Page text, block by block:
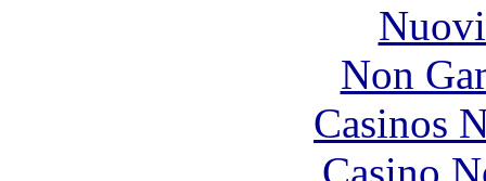
Non
Casinos
Casino